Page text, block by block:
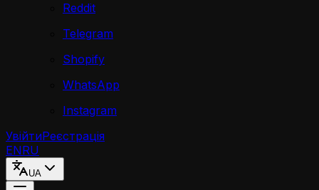
Reddit
Telegram
Shopify
WhatsApp
Instagram
УвійтиРеєстрація
ENRU
UA